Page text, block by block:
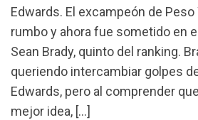
Edwards. El excampeón de
rumbo y ahora fue sometido en
Sean Brady, quinto del ranking.
queriendo intercambiar golpes
Edwards, pero al comprender
mejor idea, […]